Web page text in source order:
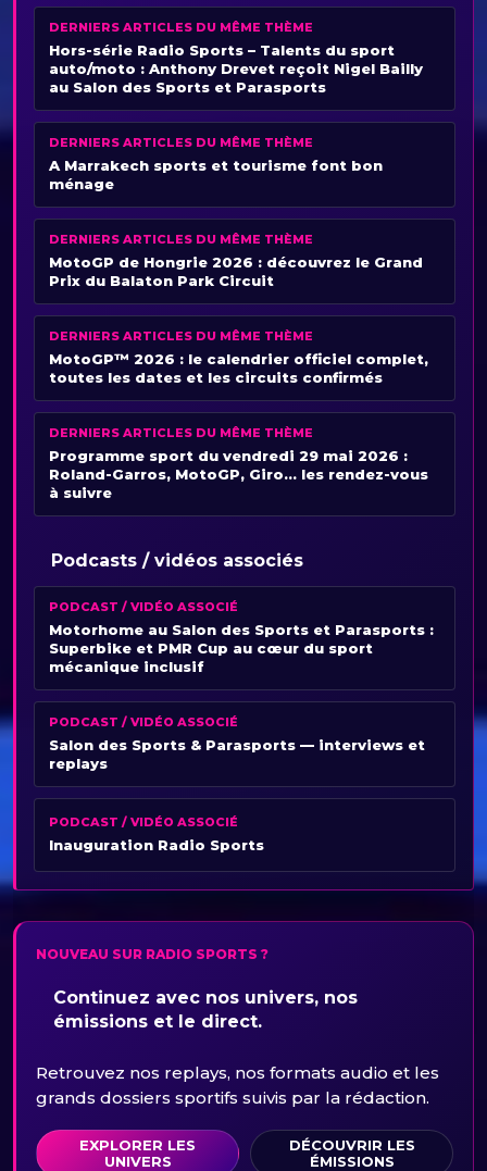
DERNIERS ARTICLES DU MÊME THÈME
Hors-série Radio Sports – Talents du sport
auto/moto : Anthony Drevet reçoit Nigel Bailly
au Salon des Sports et Parasports
DERNIERS ARTICLES DU MÊME THÈME
A Marrakech sports et tourisme font bon
ménage
DERNIERS ARTICLES DU MÊME THÈME
MotoGP de Hongrie 2026 : découvrez le Grand
Prix du Balaton Park Circuit
DERNIERS ARTICLES DU MÊME THÈME
MotoGP™ 2026 : le calendrier officiel complet,
toutes les dates et les circuits confirmés
DERNIERS ARTICLES DU MÊME THÈME
Programme sport du vendredi 29 mai 2026 :
Roland-Garros, MotoGP, Giro… les rendez-vous
à suivre
Podcasts / vidéos associés
PODCAST / VIDÉO ASSOCIÉ
Motorhome au Salon des Sports et Parasports :
Superbike et PMR Cup au cœur du sport
mécanique inclusif
PODCAST / VIDÉO ASSOCIÉ
Salon des Sports & Parasports — interviews et
replays
PODCAST / VIDÉO ASSOCIÉ
Inauguration Radio Sports
NOUVEAU SUR RADIO SPORTS ?
Continuez avec nos univers, nos
émissions et le direct.
Retrouvez nos replays, nos formats audio et les
grands dossiers sportifs suivis par la rédaction.
EXPLORER LES
UNIVERS
DÉCOUVRIR LES
ÉMISSIONS